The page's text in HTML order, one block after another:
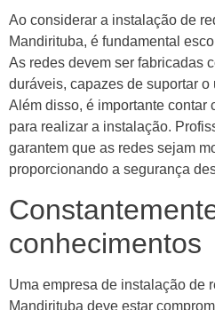
Ao considerar a instalação de
Mandirituba, é fundamental
As redes devem ser fabricadas
duráveis, capazes de suportar
Além disso, é importante contar
para realizar a instalação.
garantem que as redes sejam
proporcionando a segurança
conhecimentos
Uma empresa de instalação de
Mandirituba deve estar